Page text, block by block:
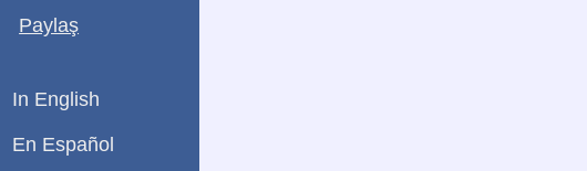
Paylaş
In English
En Español